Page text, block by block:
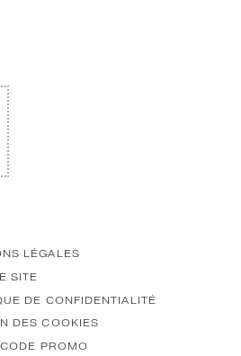
LÉGALES
SITE
DE CONFIDENTIALITÉ
DES COOKIES
PROMO